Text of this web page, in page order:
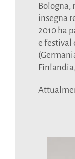
Bologna,
insegna
2010 ha
e festival